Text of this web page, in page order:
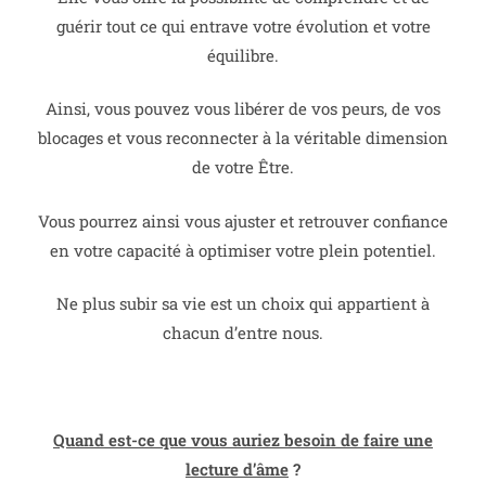
guérir tout ce qui entrave votre évolution et votre
équilibre.
Ainsi, vous pouvez vous libérer de vos peurs, de vos
blocages et vous reconnecter à la véritable dimension
de votre Être.
Vous pourrez ainsi vous ajuster et retrouver confiance
en votre capacité à optimiser votre plein potentiel.
Ne plus subir sa vie est un choix qui appartient à
chacun d’entre nous.
Quand est-ce que vous auriez besoin de faire une
lecture d’âme ?